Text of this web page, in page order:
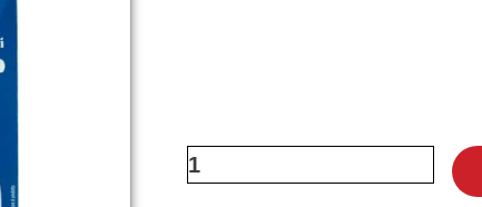
Cuor
Ciobar